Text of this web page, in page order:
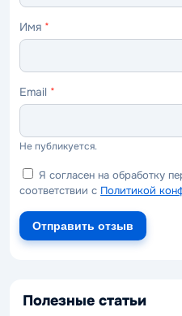
Имя *
Email *
Не публикуется.
Я согласен на обработку
соответствии с Политикой
Отправить отзыв
Полезные статьи